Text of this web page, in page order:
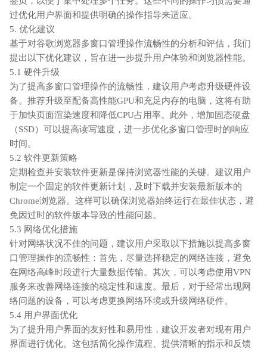
过优化用户界面和提供明确的操作指导来适应。
5. 优化建议
基于对谷歌浏览器多窗口管理操作流畅性的分析和评估，我们
提出以下优化建议，旨在进一步提升用户体验和浏览器性能。
5.1 硬件升级
为了提高多窗口管理操作的流畅性，建议用户考虑升级硬件设
备。推荐升级至配备高性能GPU和充足内存的电脑，这将有助
于加快页面渲染速度和降低CPU占用率。此外，增加固态硬盘
（SSD）可以提高读写速度，进一步优化多窗口管理时的响应
时间。
5.2 软件更新策略
定期检查并安装软件更新是保持浏览器性能的关键。建议用户
制定一个固定的软件更新计划，及时下载并安装最新版本的
Chrome浏览器。这样可以确保浏览器始终运行在最佳状态，避
免因过时的软件版本导致的性能问题。
5.3 网络优化措施
针对网络状况不佳的问题，建议用户采取以下措施以提高多窗
口管理操作的流畅性：首先，尽量选择稳定的网络连接，避免
在网络高峰时段进行大量数据传输。其次，可以考虑使用VPN
服务来改善网络连接的稳定性和速度。最后，对于经常出现网
络问题的设备，可以考虑更换网络环境或升级网络硬件。
5.4 用户界面优化
为了提升用户界面的友好性和易用性，建议开发者对现有用户
界面进行优化。这包括简化操作流程、提供清晰的指示和反馈